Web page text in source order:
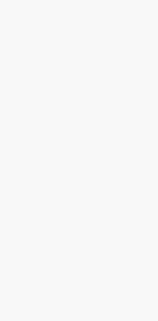
“入侵”还是“人道危
民潮撕裂西班牙
长引擎是什么？